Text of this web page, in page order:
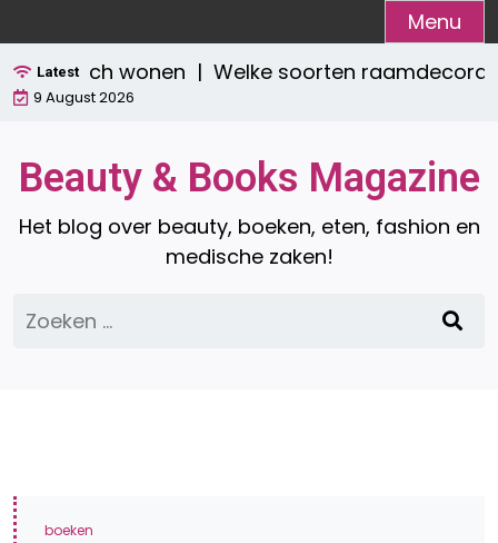
naar
de
inhoud
Menu
Latest wonen |Welke soorten raamdecoratie
9 August 2026
Beauty & Books Magazine
Het blog over beauty, boeken, eten, fashion en
medische zaken!
Zoeken
naar:
boeken